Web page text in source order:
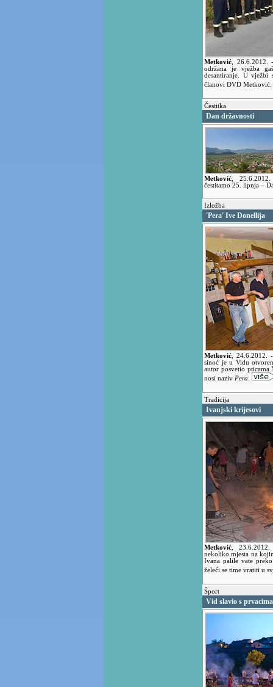
Metković 26.6.2012.
održana je vježba
desantiranje. U vježbi
članovi DVD Metković.
Čestitka
Dan državnosti
Metković
čestitamo 25. lipnja –
Izložba
'Pera' Ive Donellija
Metković 24.6.2012.
sinoć je u Vidu
autor posvetio
nosi naziv Pera
Tradicija
Ivanjski krijesovi
Metković
nekoliko mjesta na
Ivana palile vate
želeći se time vratiti u
Šport
Vid slavio s prvacima